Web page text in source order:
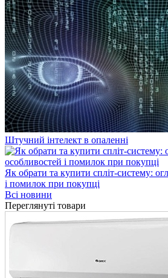
Штучний інтелект в опаленні
Як обрати та купити спліт-систему:
і помилок при покупці
Всі новини
Переглянуті товари